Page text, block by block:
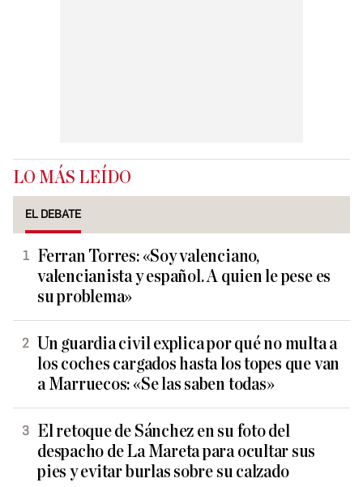
LO MÁS LEÍDO
EL DEBATE
Ferran Torres: «Soy valenciano,
valencianista y español. A quien le pese es
su problema»
Un guardia civil explica por qué no multa a
los coches cargados hasta los topes que van
a Marruecos: «Se las saben todas»
El retoque de Sánchez en su foto del
despacho de La Mareta para ocultar sus
pies y evitar burlas sobre su calzado